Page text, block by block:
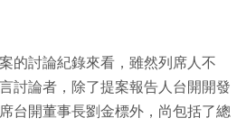
的討論紀錄來看，雖然列席人不
討論者，除了提案報告人台開開發
台開董事長劉金標外，尚包括了總